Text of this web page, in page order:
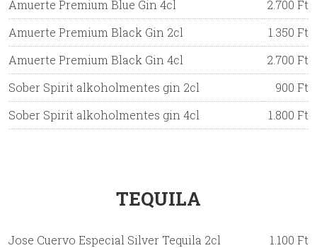
Amuerte Premium Blue Gin 4cl
2.700 Ft
Amuerte Premium Black Gin 2cl
1.350 Ft
Amuerte Premium Black Gin 4cl
2.700 Ft
Sober Spirit alkoholmentes gin 2cl
900 Ft
Sober Spirit alkoholmentes gin 4cl
1.800 Ft
TEQUILA
Jose Cuervo Especial Silver Tequila 2cl
1.100 Ft